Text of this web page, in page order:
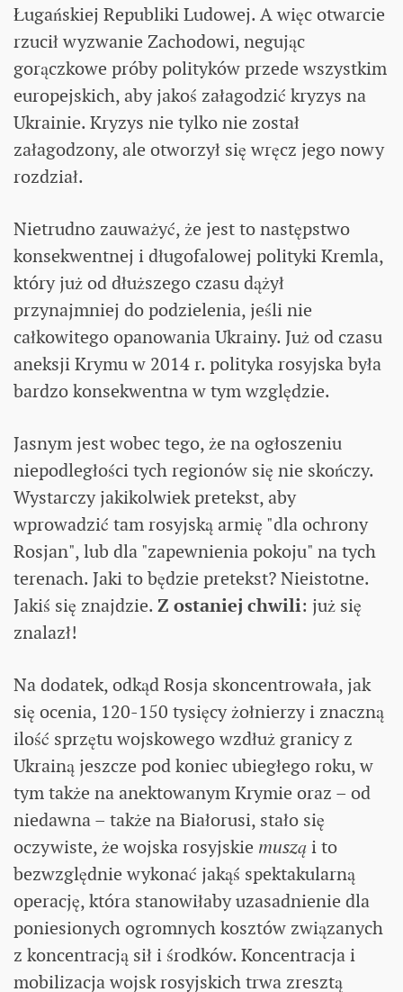
Ługańskiej Republiki Ludowej. A więc otwarcie
rzucił wyzwanie Zachodowi, negując
gorączkowe próby polityków przede wszystkim
europejskich, aby jakoś załagodzić kryzys na
Ukrainie. Kryzys nie tylko nie został
załagodzony, ale otworzył się wręcz jego nowy
rozdział.
Nietrudno zauważyć, że jest to następstwo
konsekwentnej i długofalowej polityki Kremla,
który już od dłuższego czasu dążył
przynajmniej do podzielenia, jeśli nie
całkowitego opanowania Ukrainy. Już od czasu
aneksji Krymu w 2014 r. polityka rosyjska była
bardzo konsekwentna w tym względzie.
Jasnym jest wobec tego, że na ogłoszeniu
niepodległości tych regionów się nie skończy.
Wystarczy jakikolwiek pretekst, aby
wprowadzić tam rosyjską armię "dla ochrony
Rosjan", lub dla "zapewnienia pokoju" na tych
terenach. Jaki to będzie pretekst? Nieistotne.
Jakiś się znajdzie. Z ostaniej chwili: już się
znalazł!
Na dodatek, odkąd Rosja skoncentrowała, jak
się ocenia, 120-150 tysięcy żołnierzy i znaczną
ilość sprzętu wojskowego wzdłuż granicy z
Ukrainą jeszcze pod koniec ubiegłego roku, w
tym także na anektowanym Krymie oraz – od
niedawna – także na Białorusi, stało się
oczywiste, że wojska rosyjskie musząi to
bezwzględnie wykonać jakąś spektakularną
operację, która stanowiłaby uzasadnienie dla
poniesionych ogromnych kosztów związanych
z koncentracją sił i środków. Koncentracja i
mobilizacja wojsk rosyjskich trwa zresztą